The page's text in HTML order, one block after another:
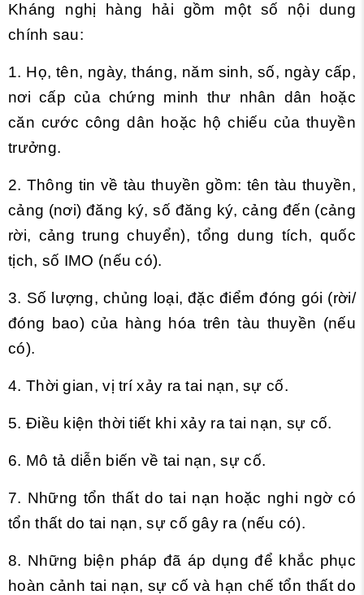
Kháng nghị hàng hải gồm một số nội dung
chính sau:
1. Họ, tên, ngày, tháng, năm sinh, số, ngày cấp,
nơi cấp của chứng minh thư nhân dân hoặc
căn cước công dân hoặc hộ chiếu của thuyền
trưởng.
2. Thông tin về tàu thuyền gồm: tên tàu thuyền,
cảng (nơi) đăng ký, số đăng ký, cảng đến (cảng
rời, cảng trung chuyển), tổng dung tích, quốc
tịch, số IMO (nếu có).
3. Số lượng, chủng loại, đặc điểm đóng gói (rời/
đóng bao) của hàng hóa trên tàu thuyền (nếu
có).
4. Thời gian, vị trí xảy ra tai nạn, sự cố.
5. Điều kiện thời tiết khi xảy ra tai nạn, sự cố.
6. Mô tả diễn biến về tai nạn, sự cố.
7. Những tổn thất do tai nạn hoặc nghi ngờ có
tổn thất do tai nạn, sự cố gây ra (nếu có).
8. Những biện pháp đã áp dụng để khắc phục
hoàn cảnh tai nạn, sự cố và hạn chế tổn thất do